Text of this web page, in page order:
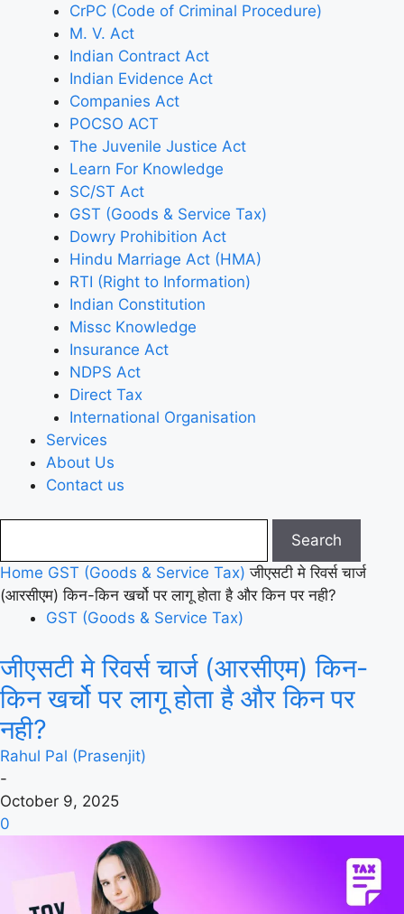
CrPC (Code of Criminal Procedure)
M. V. Act
Indian Contract Act
Indian Evidence Act
Companies Act
POCSO ACT
The Juvenile Justice Act
Learn For Knowledge
SC/ST Act
GST (Goods & Service Tax)
Dowry Prohibition Act
Hindu Marriage Act (HMA)
RTI (Right to Information)
Indian Constitution
Missc Knowledge
Insurance Act
NDPS Act
Direct Tax
International Organisation
Services
About Us
Contact us
Home GST (Goods & Service Tax) जीएसटी मे रिवर्स चार्ज
(आरसीएम) किन-किन खर्चो पर लागू होता है और किन पर नही?
GST (Goods & Service Tax)
जीएसटी मे रिवर्स चार्ज (आरसीएम) किन-
किन खर्चो पर लागू होता है और किन पर
नही?
Rahul Pal (Prasenjit)
-
October 9, 2025
0